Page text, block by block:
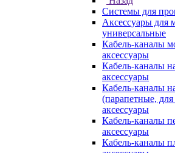
Системы для
Аксессуары для
универсальные
Кабель-каналы
аксессуары
Кабель-каналы
аксессуары
Кабель-каналы
(парапетные,
аксессуары
Кабель-каналы
аксессуары
Кабель-каналы